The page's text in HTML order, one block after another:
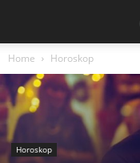
Home Horoskop
Horoskop